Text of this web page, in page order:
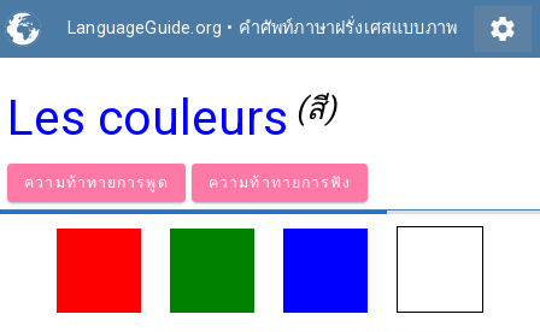
LanguageGuide.org • คำศัพท์ภาษาฝรั่งเศสแบบภาพ settings
Les couleurs (สี)
ความท้าทายการพูด ความท้าทายการฟัง